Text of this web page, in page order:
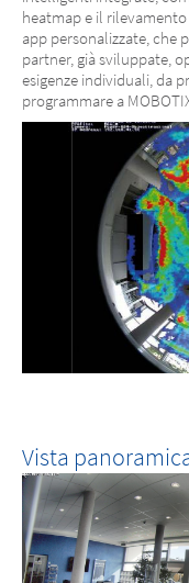
heatmap e il
app personalizzate, che
partner, già sviluppate,
esigenze individuali, da
programmare a
Vista